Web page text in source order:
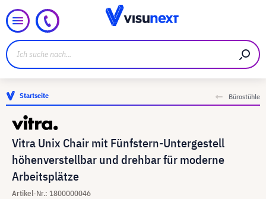
Startseite Bürostühle
Vitra Unix Chair mit Fünfstern-Untergestell
höhenverstellbar und drehbar für moderne
Arbeitsplätze
Artikel-Nr.: 1800000046